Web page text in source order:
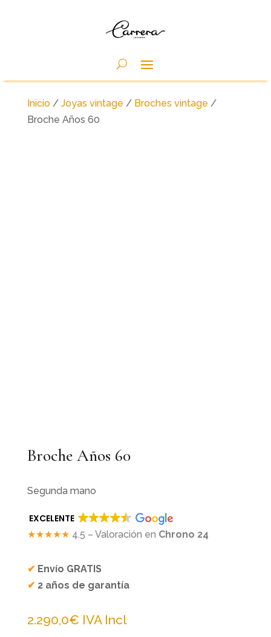
Inicio/ Joyas vintage / Broches vintage /
Broche Años 60
Broche Años 60
Segunda mano
EXCELENTE
★★★★★ 4.5 – Valoración en Chrono 24
✔ Envío GRATIS
✔ 2 años de garantía
2.290,0€ IVA Incl